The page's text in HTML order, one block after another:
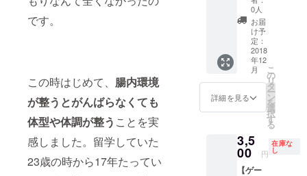
です。
この時はじめて、 腸内環境
が整うとがんばらなくても
体型や体調が整う ことを実
感しました。留学していた
23歳の時から17年たってい
にまず
おすす
めなの
は、自
分の腸
内フ
ローラ
こと！
そし
発酵食
品を毎
日無理
購入を
された
い場合
は、
【出
張！腸
活ミニ
講座＋
ゲーム
お選び
くださ
い。
をお持
ちしま
す。 ※
画像は
サンプ
ルで
す。 ※
具体的
な出張
及び相
談後に
ます。
演会な
どに行
かせて
いただ
きま
す！(～
40人規
模ま
で、講
座2回分
に、腸
活ゲー
ム「腸
内革
ク】 腸
活ゲー
ム「腸
内革
命」の
初回印
刷版10
個セッ
トを、
完成次
届けし
ます！
（送料
込み）
0人
お届
け予
定：
2018
年12
月
詳細を見る
こ
の
リ
タ
ー
ン
を
選
択
す
る
3,5
00 円
在庫な
し
【ゲー